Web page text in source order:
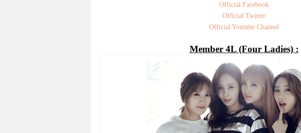
Official Facebook
Official Twitter
Official Youtube Channel
Member 4L (Four Ladies) :